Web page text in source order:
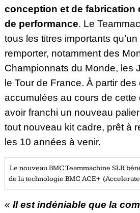
conception et de fabrication
de performance. Le
tous les titres importants
remporter, notamment des
Championnats du Monde, les
le Tour de France. À partir
accumulées au cours de cette
avoir franchi un nouveau
tout nouveau kit cadre, prêt à
les 10 années à venir.
Le nouveau BMC Teammachine SLR
de la technologie BMC ACE+
« Il est indéniable que la